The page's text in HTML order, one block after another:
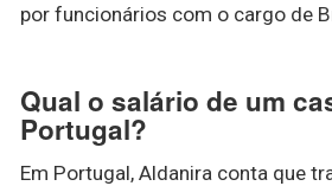
por funcionários com o cargo de
Qual o salário de um
Portugal?
Em Portugal, Aldanira conta que